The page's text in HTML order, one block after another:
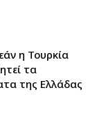
η Τουρκία
τα
της Ελλάδας